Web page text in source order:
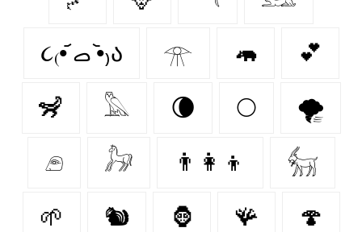
૮₍•᷄ ࡇ •᷅₎ა 𓁿 🦛 💕
🦨 𓅓 🌘 🌕 🌪️
𓂉 𓃗 👨‍👩‍👦 𓃶
🌱 🐿 🦍 🪸 🍄‍